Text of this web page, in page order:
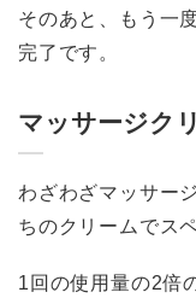
そのあと、もう一
完了です。
マッサージク
わざわざマッサー
ちのクリームでス
1回の使用量の2倍